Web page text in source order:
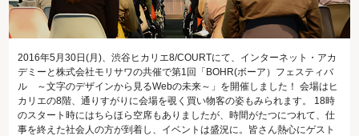
2016年5月30日(月)、渋谷ヒカリエ8/COURTにて、インターネット・アカ
デミーと株式会社モリサワの共催で第1回「BOHR(ボーア）フェスティバ
ル ～文字のデザインから見るWebの未来～」を開催しました！ 会場はヒ
カリエの8階、通りすがりに会場を覗く買い物客の姿もみられます。 18時
のスタート時にはちらほら空席もありましたが、時間がたつにつれて、仕
事を終えた社会人の方が到着し、イベントは盛況に。皆さん熱心にゲスト